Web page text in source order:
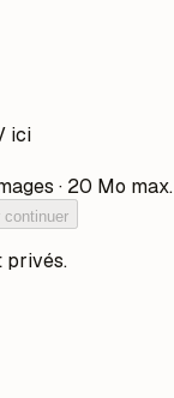
ici
· 20 Mo max.
continuer
privés.